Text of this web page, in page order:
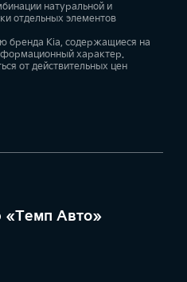
натуральной и
отдельных элементов
бренда Kia, содержащиеся на
характер.
от действительных цен
«Темп Авто»